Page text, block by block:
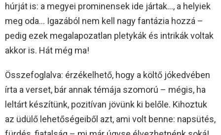
húrját is: a megyei prominensek ide jártak…, a helyiek
meg oda… Igazából nem kell nagy fantázia hozzá –
pedig ezek megalapozatlan pletykák és intrikák voltak
akkor is. Hát még ma!
Összefoglalva: érzékelhető, hogy a költő jókedvében
írta a verset, bár annak témája szomorú – mégis, ha
leltárt készítünk, pozitívan jövünk ki belőle. Kihoztuk
az üdülő lehetőségeiből azt, ami volt benne: napsütés,